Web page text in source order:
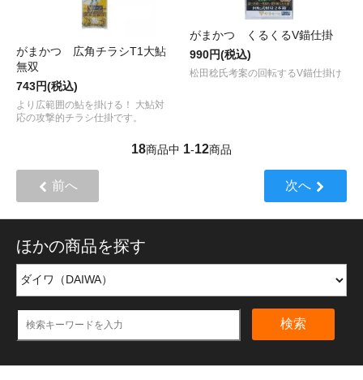
がまかつ 広角チラシT1大鮎
無双
743円(税込)
より広範囲の鮎を掛ける！ 大鮎対
応の攻撃的チラシ仕掛です。
がまかつ くるくるV錨仕掛
990円(税込)
松田稔氏考案の回転するV錨仕掛け
18商品中 1-12商品
前へ 次へ
ほかの商品を探す
検索